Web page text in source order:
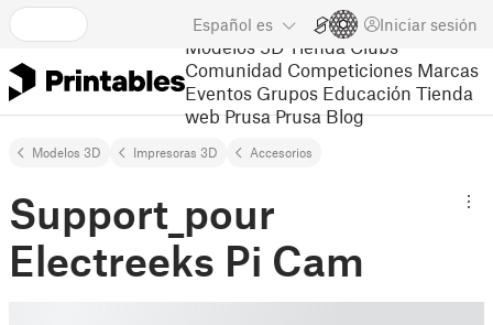
Español es Iniciar sesión
Modelos 3D Tienda Clubs
Comunidad Competiciones Marcas
Eventos Grupos Educación Tienda
web Prusa Prusa Blog
Modelos 3D Impresoras 3D Accesorios
Support_pour
Electreeks Pi Cam